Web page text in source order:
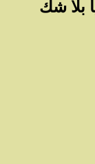
بلا شك